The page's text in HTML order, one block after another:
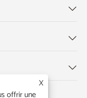



X
offrir une